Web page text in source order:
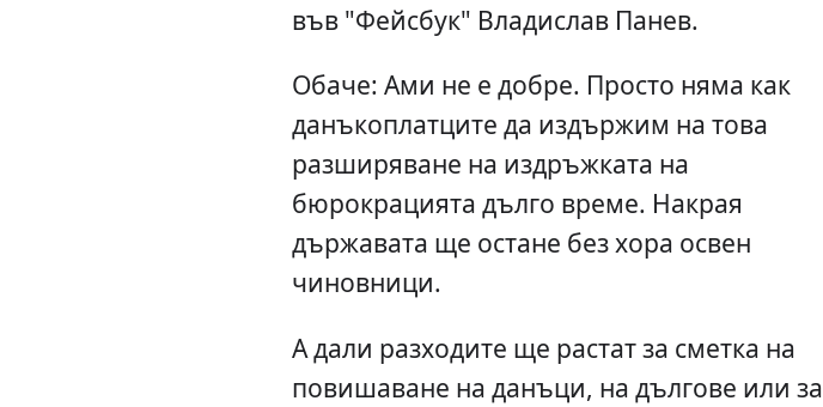
във "Фейсбук" Владислав Панев.
Обаче: Ами не е добре. Просто няма как
данъкоплатците да издържим на това
разширяване на издръжката на
бюрокрацията дълго време. Накрая
държавата ще остане без хора освен
чиновници.
А дали разходите ще растат за сметка на
повишаване на данъци, на дългове или за